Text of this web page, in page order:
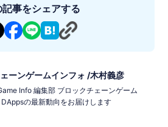
記事をシェアする
ーンゲームインフォ /木村義彦
Info 編集部 ブロックチェーンゲーム
の最新動向をお届けします